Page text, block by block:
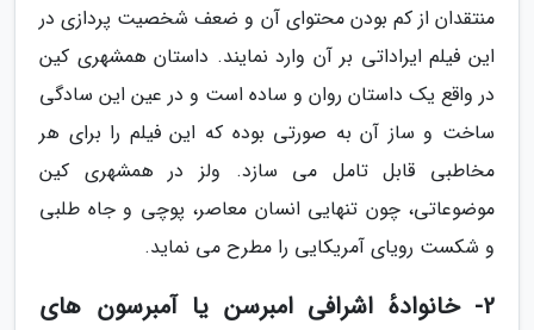
منتقدان از کم بودن محتوای آن و ضعف شخصیت پردازی در
این فیلم ایراداتی بر آن وارد نمایند. داستان همشهری کین
در واقع یک داستان روان و ساده است و در عین این سادگی
ساخت و ساز آن به صورتی بوده که این فیلم را برای هر
مخاطبی قابل تامل می سازد. ولز در همشهری کین
موضوعاتی، چون تنهایی انسان معاصر، پوچی و جاه طلبی
و شکست رویای آمریکایی را مطرح می نماید.
2- خانوادهٔ اشرافی امبرسن یا آمبرسون های